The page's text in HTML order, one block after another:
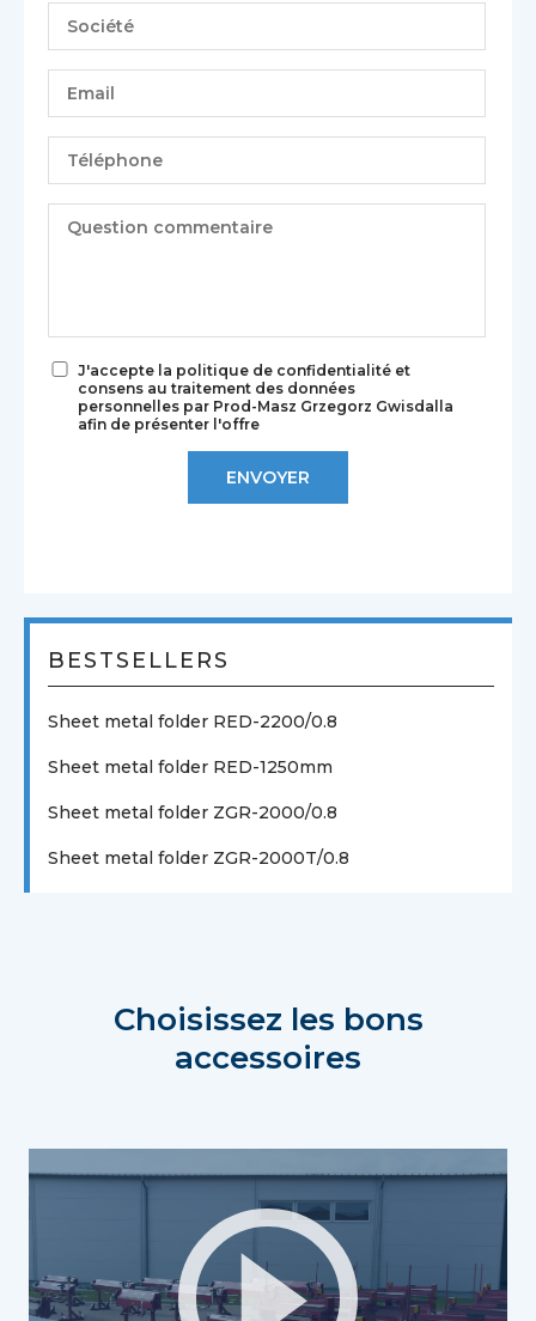
J'accepte la politique de confidentialité et
consens au traitement des données
personnelles par Prod-Masz Grzegorz Gwisdalla
afin de présenter l'offre
BESTSELLERS
Sheet metal folder RED-2200/0.8
Sheet metal folder RED-1250mm
Sheet metal folder ZGR-2000/0.8
Sheet metal folder ZGR-2000T/0.8
Choisissez les bons
accessoires